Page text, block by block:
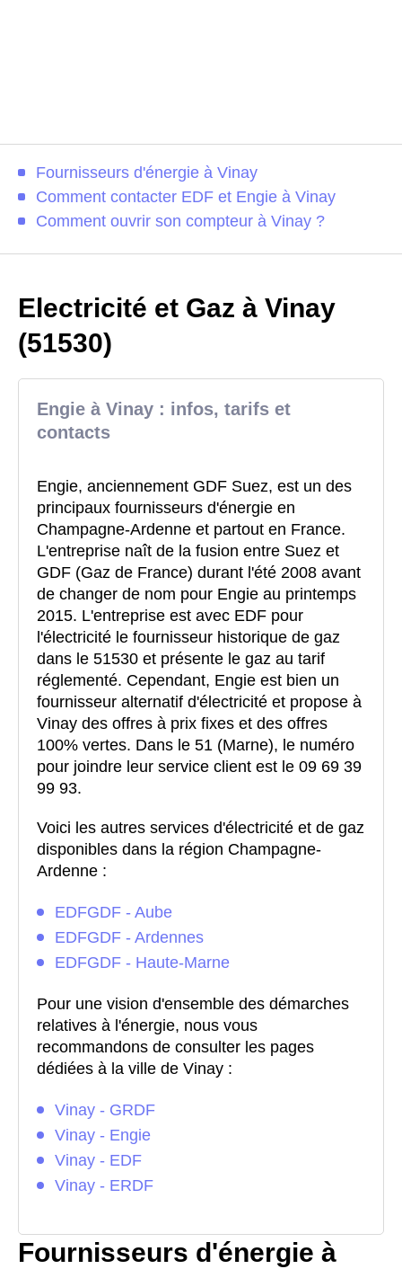
Fournisseurs d'énergie à Vinay
Comment contacter EDF et Engie à Vinay
Comment ouvrir son compteur à Vinay ?
Electricité et Gaz à Vinay
(51530)
Engie à Vinay : infos, tarifs et
contacts
Engie, anciennement GDF Suez, est un des
principaux fournisseurs d'énergie en
Champagne-Ardenne et partout en France.
L'entreprise naît de la fusion entre Suez et
GDF (Gaz de France) durant l'été 2008 avant
de changer de nom pour Engie au printemps
2015. L'entreprise est avec EDF pour
l'électricité le fournisseur historique de gaz
dans le 51530 et présente le gaz au tarif
réglementé. Cependant, Engie est bien un
fournisseur alternatif d'électricité et propose à
Vinay des offres à prix fixes et des offres
100% vertes. Dans le 51 (Marne), le numéro
pour joindre leur service client est le 09 69 39
99 93.
Voici les autres services d'électricité et de gaz
disponibles dans la région Champagne-
Ardenne :
EDFGDF - Aube
EDFGDF - Ardennes
EDFGDF - Haute-Marne
Pour une vision d'ensemble des démarches
relatives à l'énergie, nous vous
recommandons de consulter les pages
dédiées à la ville de Vinay :
Vinay - GRDF
Vinay - Engie
Vinay - EDF
Vinay - ERDF
Fournisseurs d'énergie à